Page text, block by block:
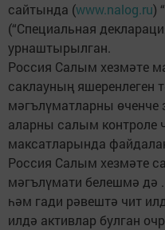
сайтында (www.nalog.ru)
(“Специальная
урнаштырылган.
Россия Салым хезмәте
саклауның яшеренлеген
мәгълүматларны өченче
аларны салым
максатларында
Россия Салым хезмәте
мәгълүмати белешмә дә
һәм гади рәвештә чит
илдә активлар булган